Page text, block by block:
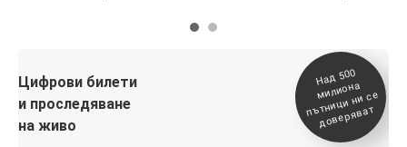
Цифрови билети
и проследяване
на живо
На
д 500
милиона
п
ътници ни се
доверяват